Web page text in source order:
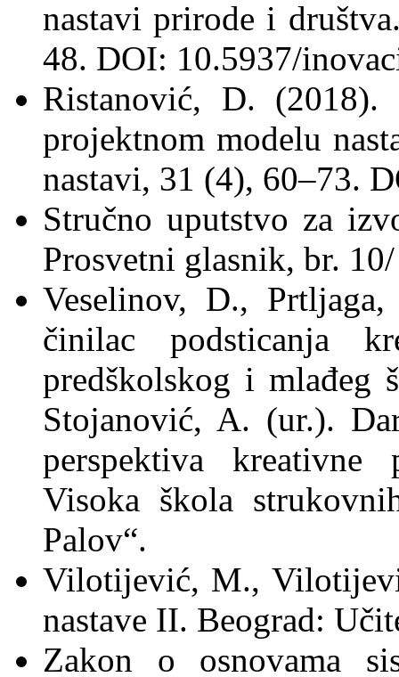
nastavi prirode i
48. DOI: 10.5937/
Ristanović, D. (2018).
projektnom modelu
nastavi, 31 (4), 60‒73.
Stručno uputstvo za
Prosvetni glasnik, br.
Veselinov, D.,
činilac podsticanja
predškolskog i mlađeg
Stojanović, A. (ur.).
perspektiva kreativne
Visoka škola
Palov“.
Vilotijević, М.,
nastave II. Beograd:
Zakon o osnovama